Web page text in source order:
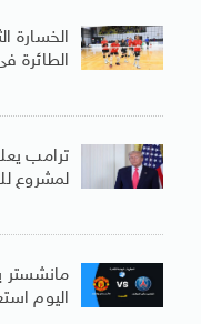
الخسارة
الطائرة
ترامب
لمشروع
مانشستر
اليوم